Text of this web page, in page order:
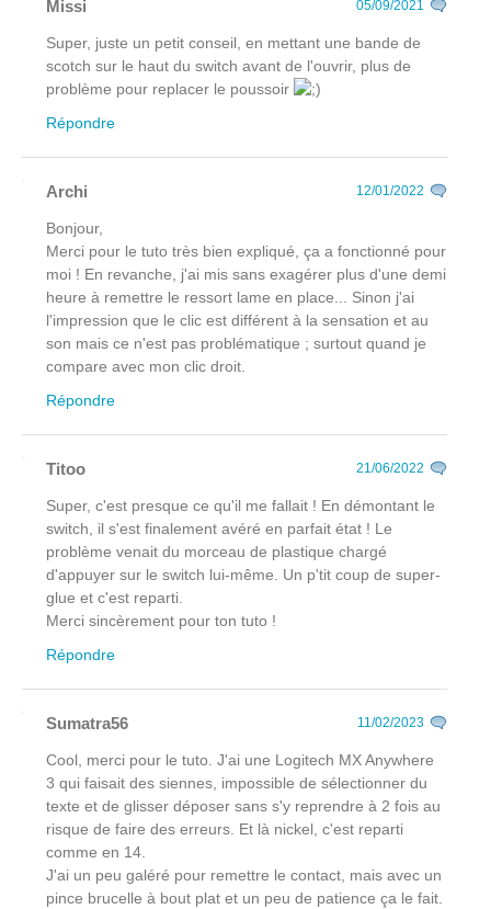
Missi 05/09/2021
Super, juste un petit conseil, en mettant une bande de
scotch sur le haut du switch avant de l'ouvrir, plus de
problème pour replacer le poussoir
Répondre
Archi 12/01/2022
Bonjour,
Merci pour le tuto très bien expliqué, ça a fonctionné pour
moi ! En revanche, j'ai mis sans exagérer plus d'une demi
heure à remettre le ressort lame en place... Sinon j'ai
l'impression que le clic est différent à la sensation et au
son mais ce n'est pas problématique ; surtout quand je
compare avec mon clic droit.
Répondre
Titoo 21/06/2022
Super, c'est presque ce qu'il me fallait ! En démontant le
switch, il s'est finalement avéré en parfait état ! Le
problème venait du morceau de plastique chargé
d'appuyer sur le switch lui-même. Un p'tit coup de super-
glue et c'est reparti.
Merci sincèrement pour ton tuto !
Répondre
Sumatra56 11/02/2023
Cool, merci pour le tuto. J'ai une Logitech MX Anywhere
3 qui faisait des siennes, impossible de sélectionner du
texte et de glisser déposer sans s'y reprendre à 2 fois au
risque de faire des erreurs. Et là nickel, c'est reparti
comme en 14.
J'ai un peu galéré pour remettre le contact, mais avec un
pince brucelle à bout plat et un peu de patience ça le fait.